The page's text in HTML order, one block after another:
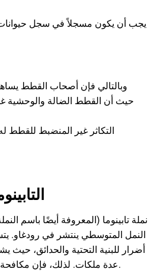
يجب أن يكون مسجلاً في سجل
وبالتالي فإن أصحاب القطط
حيث أن القطط الضالة والوحشية
التكاثر غير المنضبط للقطط
نملة تابينوما (المعروفة أيضًا باسم
النمل المتوسطي ينتشر في رودغاو.
أضرار للبنية التحتية والحدائق،
عدة ملكات. لذلك، فإن مكافحة هذا النوع صعبة، لكنها مهمة.